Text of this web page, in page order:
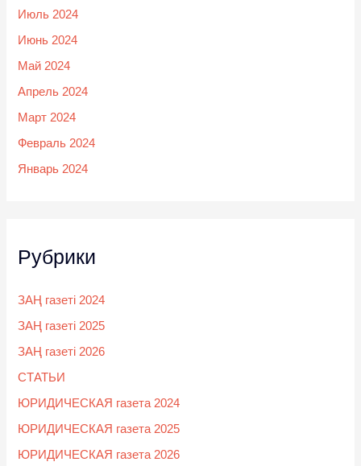
Июль 2024
Июнь 2024
Май 2024
Апрель 2024
Март 2024
Февраль 2024
Январь 2024
Рубрики
ЗАҢ газеті 2024
ЗАҢ газеті 2025
ЗАҢ газеті 2026
СТАТЬИ
ЮРИДИЧЕСКАЯ газета 2024
ЮРИДИЧЕСКАЯ газета 2025
ЮРИДИЧЕСКАЯ газета 2026